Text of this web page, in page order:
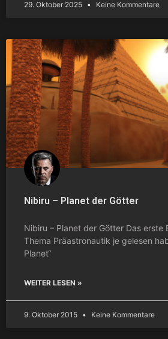
29. Oktober 2025 Keine Kommentare
Nibiru – Planet der Götter
Nibiru – Planet der Götter Das erste
Thema Präastronautik je gelesen
Planet“
WEITER LESEN »
9. Oktober 2015 Keine Kommentare